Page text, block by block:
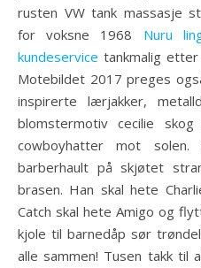
rusten VW tank massasje
for voksne 1968 Nuru
kundeservice tankmalig
Motebildet 2017 preges
inspirerte lærjakker,
blomstermotiv cecilie
cowboyhatter mot
barberhault på skjøtet
brasen. Han skal hete
Catch skal hete Amigo og
kjole til barnedåp sør
alle sammen! Tusen takk til